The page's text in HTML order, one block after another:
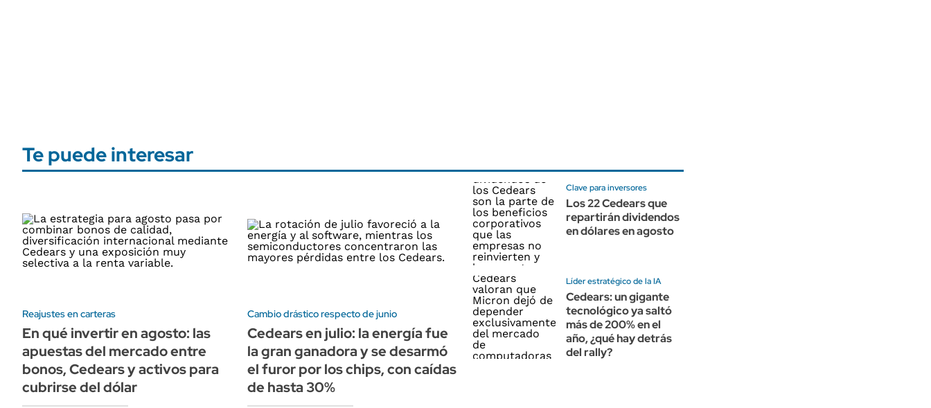
Te puede interesar
Reajustes en carteras
En qué invertir en agosto: las
apuestas del mercado entre
bonos, Cedears y activos para
cubrirse del dólar
Cambio drástico respecto de junio
Cedears en julio: la energía fue
la gran ganadora y se desarmó
el furor por los chips, con caídas
de hasta 30%
Clave para inversores
Los 22 Cedears que
repartirán dividendos
en dólares en agosto
Líder estratégico de la IA
Cedears: un gigante
tecnológico ya saltó
más de 200% en el
año, ¿qué hay detrás
del rally?